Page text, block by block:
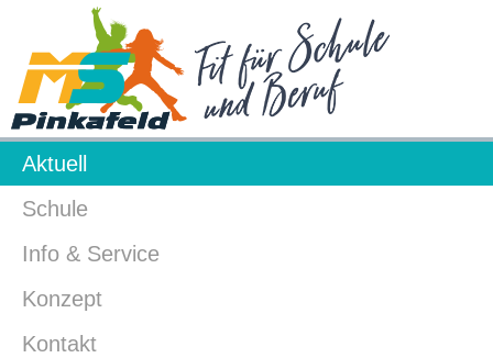
Aktuell
Schule
Info & Service
Konzept
Kontakt